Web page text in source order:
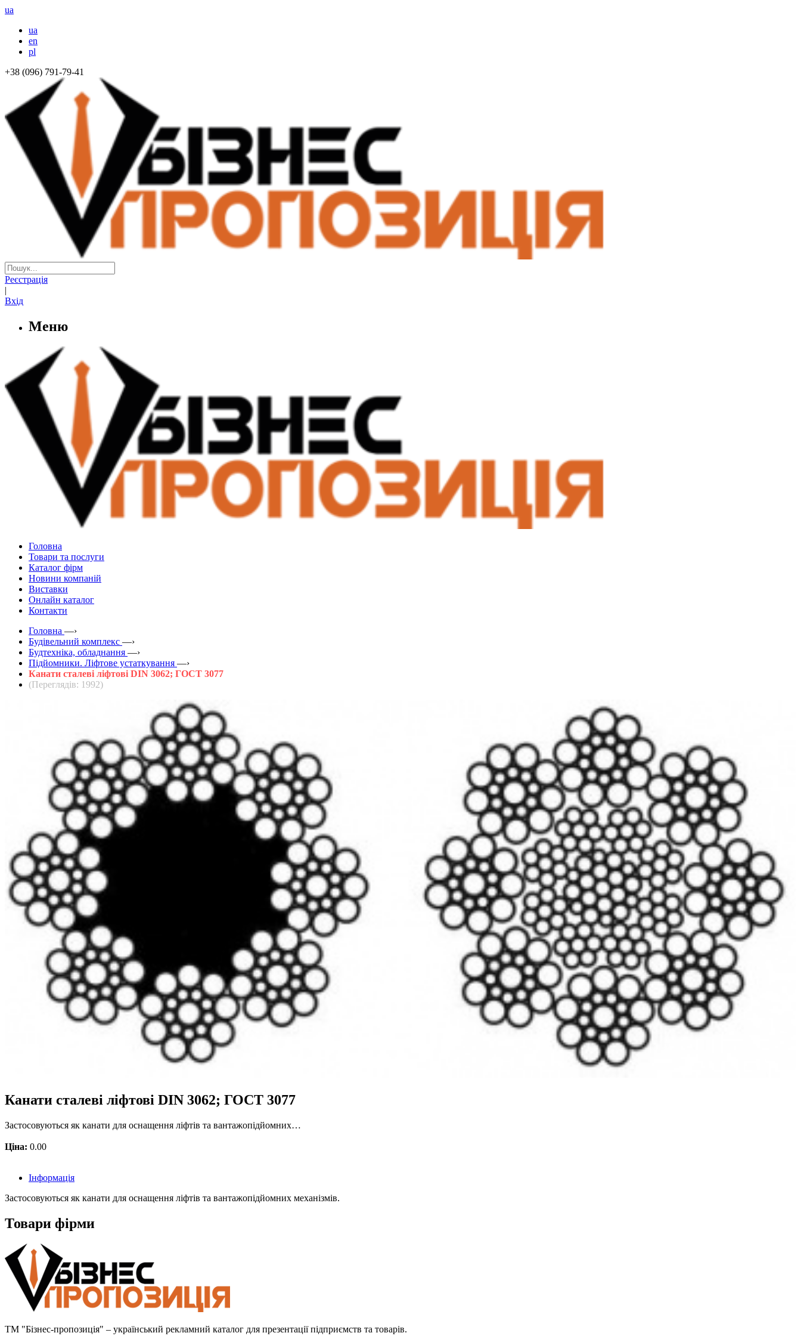
ua
ua
en
pl
+38 (096) 791-79-41
Реєстрація
|
Вхід
Меню
Головна
Товари та послуги
Каталог фірм
Новини компаній
Виставки
Онлайн каталог
Контакти
Головна —›
Будівельний комплекс —›
Будтехніка, обладнання —›
Підйомники. Ліфтове устаткування —›
Канати сталеві ліфтові DIN 3062; ГОСТ 3077
(Переглядів: 1992)
Канати сталеві ліфтові DIN 3062; ГОСТ 3077
Застосовуються як канати для оснащення ліфтів та вантажопідйомних…
Ціна: 0.00
Інформація
Застосовуються як канати для оснащення ліфтів та вантажопідйомних механізмів.
Товари фірми
ТМ "Бізнес-пропозиція" – український рекламний каталог для презентації підприємств та товарів.